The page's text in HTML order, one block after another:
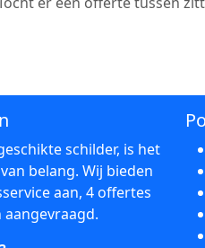
schilder, is het
belang. Wij bieden
aan, 4 offertes